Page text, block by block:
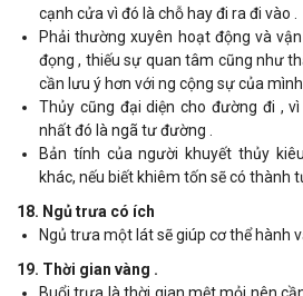
cạnh cửa vì đó là chỗ hay đi ra đi vào .
Phải thường xuyên hoạt động và
đọng , thiếu sự quan tâm cũng như
cần lưu ý hơn với ng cộng sự của mình .
Thủy cũng đại diện cho đường đi ,
nhất đó là ngã tư đường .
Bản tính của người khuyết thủy
khác, nếu biết khiêm tốn sẽ có thành
18. Ngủ trưa có ích
Ngủ trưa một lát sẽ giúp cơ thể hành
19. Thời gian vàng .
Buổi trưa là thời gian mệt mỏi nên